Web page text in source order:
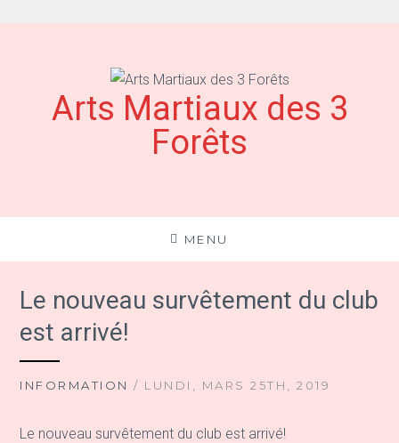
Arts Martiaux des 3
Forêts
MENU
Le nouveau survêtement du club
est arrivé!
INFORMATION / LUNDI, MARS 25TH, 2019
Le nouveau survêtement du club est arrivé!